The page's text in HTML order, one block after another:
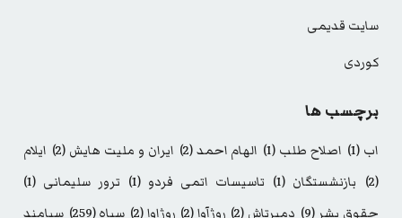
سایت قدیمی
کوردی
برچسب ها
اب (1) اصلاح طلب (1) الهام احمد(2) ایران و ملیت هایش (2)
ایلام
(2)
بازنشستگان (1) تاسیسات اتمی فردو (1) ترور سلیمانی (1)
حقوق بشر (9) دمیرتاش (2) روژآوا(2) روژاوا(2) سپاه(259)
سیامند